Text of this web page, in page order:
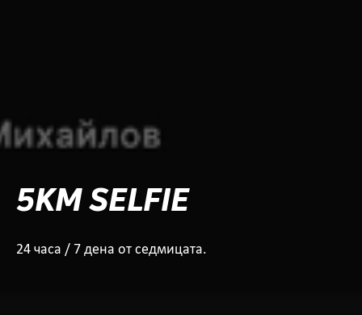
5KM SELFIE
24 часа / 7 дена от седмицата.